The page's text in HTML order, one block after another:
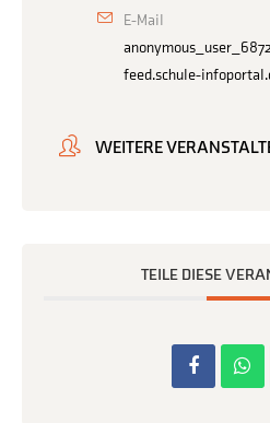
E-Mail
feed.schule-
WEITERE
TEILE DIESE